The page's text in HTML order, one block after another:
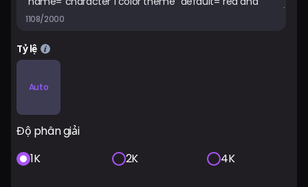
1108/2000
Tỷ lệ
Auto
Độ phân giải
1K
2K 4K